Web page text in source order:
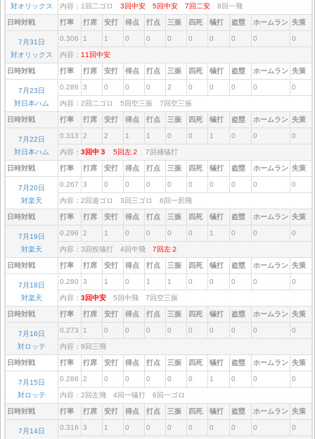
対オリックス
内容：1回二ゴロ 3回中安 5回中安 7回二安 8回一飛
日時対戦 打率 打席 安打 得点 打点 三振 四死 犠打 盗塁 ホームラン 失策
7月31日
対オリックス
0.306 1 1 0 0 0 0 0 0 0 0
内容： 11回中安
日時対戦 打率 打席 安打 得点 打点 三振 四死 犠打 盗塁 ホームラン 失策
7月23日
対日本ハム
0.286 3 0 0 0 2 0 0 0 0 0
内容：2回二ゴロ 5回空三振 7回空三振
日時対戦 打率 打席 安打 得点 打点 三振 四死 犠打 盗塁 ホームラン 失策
7月22日
対日本ハム
0.313 2 2 1 1 0 0 1 0 0 0
内容： 3回中３ 5回左２ 7回捕犠打
日時対戦 打率 打席 安打 得点 打点 三振 四死 犠打 盗塁 ホームラン 失策
7月20日
対楽天
0.267 3 0 0 0 0 0 0 0 0 0
内容：2回遊ゴロ 3回三ゴロ 6回一邪飛
日時対戦 打率 打席 安打 得点 打点 三振 四死 犠打 盗塁 ホームラン 失策
7月19日
対楽天
0.296 2 1 0 0 0 0 1 0 0 0
内容：3回投犠打 4回中飛 7回左２
日時対戦 打率 打席 安打 得点 打点 三振 四死 犠打 盗塁 ホームラン 失策
7月18日
対楽天
0.280 3 1 0 1 1 0 0 0 0 0
内容： 3回中安 5回中飛 7回空三振
日時対戦 打率 打席 安打 得点 打点 三振 四死 犠打 盗塁 ホームラン 失策
7月16日
対ロッテ
0.273 1 0 0 0 0 0 0 0 0 0
内容：9回三飛
日時対戦 打率 打席 安打 得点 打点 三振 四死 犠打 盗塁 ホームラン 失策
7月15日
対ロッテ
0.286 2 0 0 0 0 0 1 0 0 0
内容：2回左飛 4回一犠打 6回一ゴロ
日時対戦 打率 打席 安打 得点 打点 三振 四死 犠打 盗塁 ホームラン 失策
7月14日
0.316 3 1 0 0 0 0 0 0 0 0